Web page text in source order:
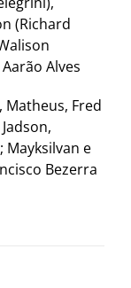
(Richard
Alves
Matheus, Fred
Mayksilvan e
Bezerra